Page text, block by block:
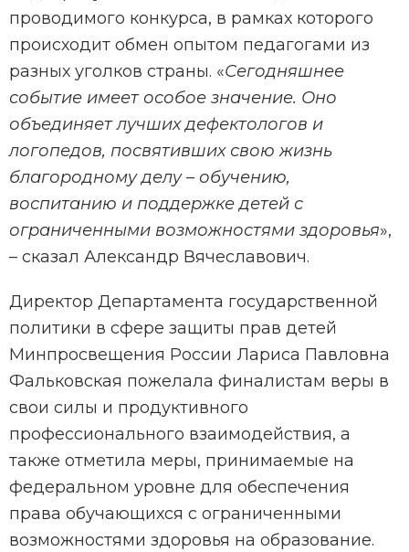
проводимого конкурса, в рамках которого
происходит обмен опытом педагогами из
разных уголков страны. «Сегодняшнее
событие имеет особое значение. Оно
объединяет лучших дефектологов и
логопедов, посвятивших свою жизнь
благородному делу – обучению,
воспитанию и поддержке детей с
ограниченными возможностями здоровья»,
– сказал Александр Вячеславович.
Директор Департамента государственной
политики в сфере защиты прав детей
Минпросвещения России Лариса Павловна
Фальковская пожелала финалистам веры в
свои силы и продуктивного
профессионального взаимодействия, а
также отметила меры, принимаемые на
федеральном уровне для обеспечения
права обучающихся с ограниченными
возможностями здоровья на образование.